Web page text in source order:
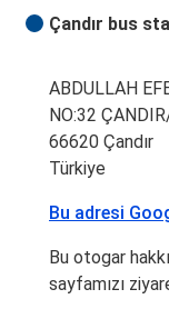
Çandır bus
ABDULLAH
NO:32
66620 Çandır
Türkiye
Bu adresi
Bu otogar
sayfamızı